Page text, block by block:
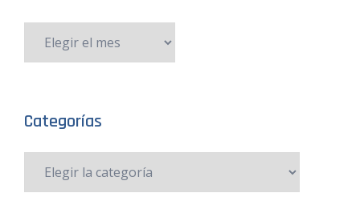
Categorías